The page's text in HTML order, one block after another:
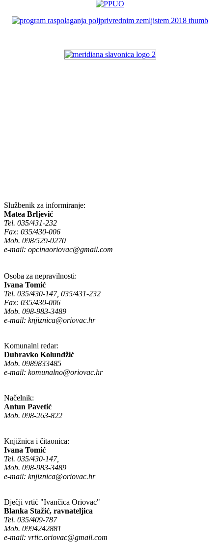
Službenik za informiranje:
Matea Brljević
Tel. 035/431-232
Fax: 035/430-006
Mob. 098/529-0270
e-mail: opcinaoriovac@gmail.com
Osoba za nepravilnosti:
Ivana Tomić
Tel. 035/430-147, 035/431-232
Fax: 035/430-006
Mob. 098-983-3489
e-mail: knjiznica@oriovac.hr
Komunalni redar:
Dubravko Kolundžić
Mob. 0989833485
e-mail: komunalno@oriovac.hr
Načelnik:
Antun Pavetić
Mob. 098-263-822
Knjižnica i čitaonica:
Ivana Tomić
Tel. 035/430-147,
Mob. 098-983-3489
e-mail: knjiznica@oriovac.hr
Dječji vrtić "Ivančica Oriovac"
Blanka Stažić, ravnateljica
Tel. 035/409-787
Mob. 0994242881
e-mail: vrtic.oriovac@gmail.com